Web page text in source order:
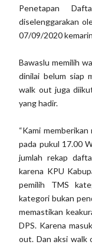
Penetapan
diselenggarakan
07/09/2020
Bawaslu memilih
dinilai belum siap
walk out juga
yang hadir.
“Kami
pada pukul 17.00
jumlah rekap
karena KPU
pemilih TMS
kategori bukan
memastikan
DPS. Karena
out. Dan aksi walk